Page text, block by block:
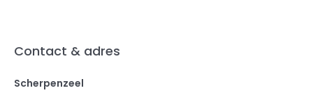
Contact & adres
Scherpenzeel